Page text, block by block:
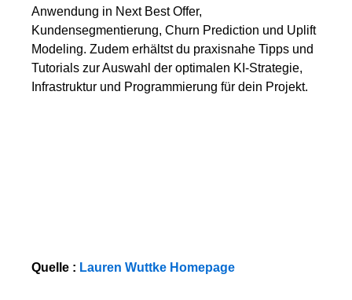
Anwendung in Next Best Offer,
Kundensegmentierung, Churn Prediction und Uplift
Modeling. Zudem erhältst du praxisnahe Tipps und
Tutorials zur Auswahl der optimalen KI-Strategie,
Infrastruktur und Programmierung für dein Projekt.
Quelle : Lauren Wuttke Homepage